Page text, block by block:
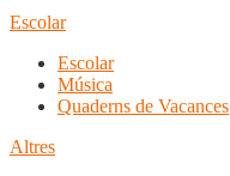
Escolar
Escolar
Música
Quaderns de Vacances
Altres